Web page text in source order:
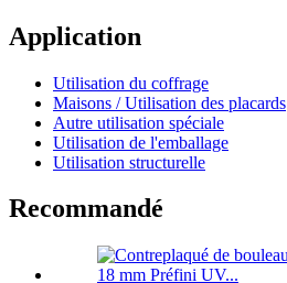
Application
Utilisation du coffrage
Maisons / Utilisation des placards
Autre utilisation spéciale
Utilisation de l'emballage
Utilisation structurelle
Recommandé